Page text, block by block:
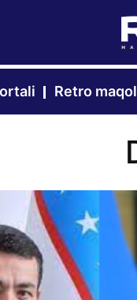
Retro